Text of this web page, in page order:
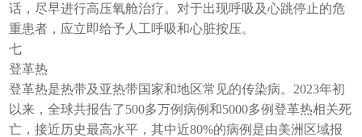
话，尽早进行高压氧舱治疗。对于出现呼吸及心跳停止的危
重患者，应立即给予人工呼吸和心脏按压。
七
登革热
登革热是热带及亚热带国家和地区常见的传染病。2023年初
以来，全球共报告了500多万例病例和5000多例登革热相关死
亡，接近历史最高水平，其中近80%的病例是由美洲区域报